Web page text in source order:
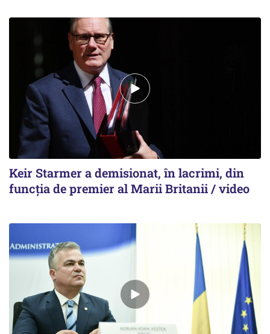
Keir Starmer a demisionat, în lacrimi, din
funcția de premier al Marii Britanii / video